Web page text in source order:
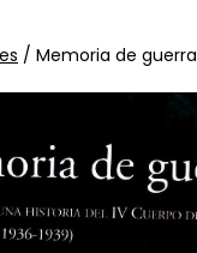
/ Memoria de guerra